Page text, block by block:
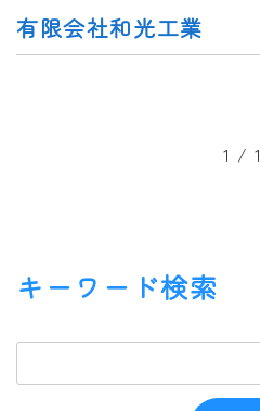
有限会社和光工業
1 / 1
キーワード検索